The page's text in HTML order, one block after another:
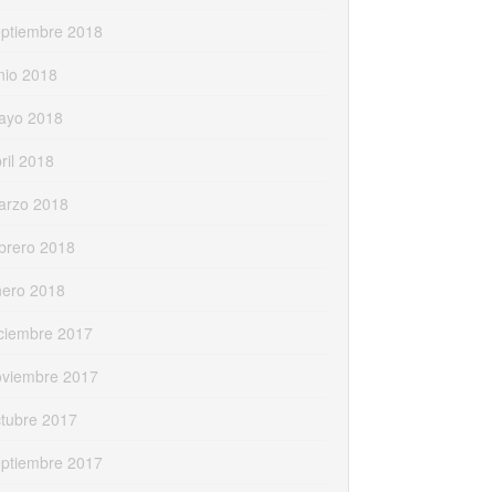
2018
2018
2018
2018
2018
2018
2018
2017
2017
2017
2017